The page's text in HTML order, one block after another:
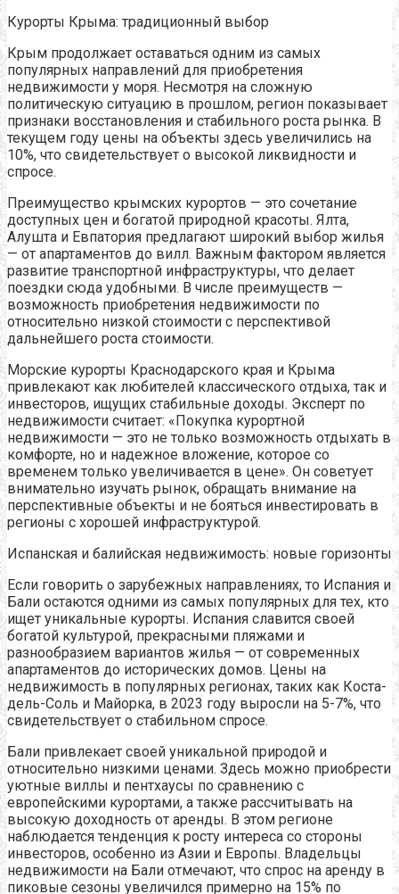
Курорты Крыма: традиционный выбор
Крым продолжает оставаться одним из самых
популярных направлений для приобретения
недвижимости у моря. Несмотря на сложную
политическую ситуацию в прошлом, регион показывает
признаки восстановления и стабильного роста рынка. В
текущем году цены на объекты здесь увеличились на
10%, что свидетельствует о высокой ликвидности и
спросе.
Преимущество крымских курортов — это сочетание
доступных цен и богатой природной красоты. Ялта,
Алушта и Евпатория предлагают широкий выбор жилья
— от апартаментов до вилл. Важным фактором является
развитие транспортной инфраструктуры, что делает
поездки сюда удобными. В числе преимуществ —
возможность приобретения недвижимости по
относительно низкой стоимости с перспективой
дальнейшего роста стоимости.
Морские курорты Краснодарского края и Крыма
привлекают как любителей классического отдыха, так и
инвесторов, ищущих стабильные доходы. Эксперт по
недвижимости считает: «Покупка курортной
недвижимости — это не только возможность отдыхать в
комфорте, но и надежное вложение, которое со
временем только увеличивается в цене». Он советует
внимательно изучать рынок, обращать внимание на
перспективные объекты и не бояться инвестировать в
регионы с хорошей инфраструктурой.
Испанская и балийская недвижимость: новые горизонты
Если говорить о зарубежных направлениях, то Испания и
Бали остаются одними из самых популярных для тех, кто
ищет уникальные курорты. Испания славится своей
богатой культурой, прекрасными пляжами и
разнообразием вариантов жилья — от современных
апартаментов до исторических домов. Цены на
недвижимость в популярных регионах, таких как Коста-
дель-Соль и Майорка, в 2023 году выросли на 5-7%, что
свидетельствует о стабильном спросе.
Бали привлекает своей уникальной природой и
относительно низкими ценами. Здесь можно приобрести
уютные виллы и пентхаусы по сравнению с
европейскими курортами, а также рассчитывать на
высокую доходность от аренды. В этом регионе
наблюдается тенденция к росту интереса со стороны
инвесторов, особенно из Азии и Европы. Владельцы
недвижимости на Бали отмечают, что спрос на аренду в
пиковые сезоны увеличился примерно на 15% по